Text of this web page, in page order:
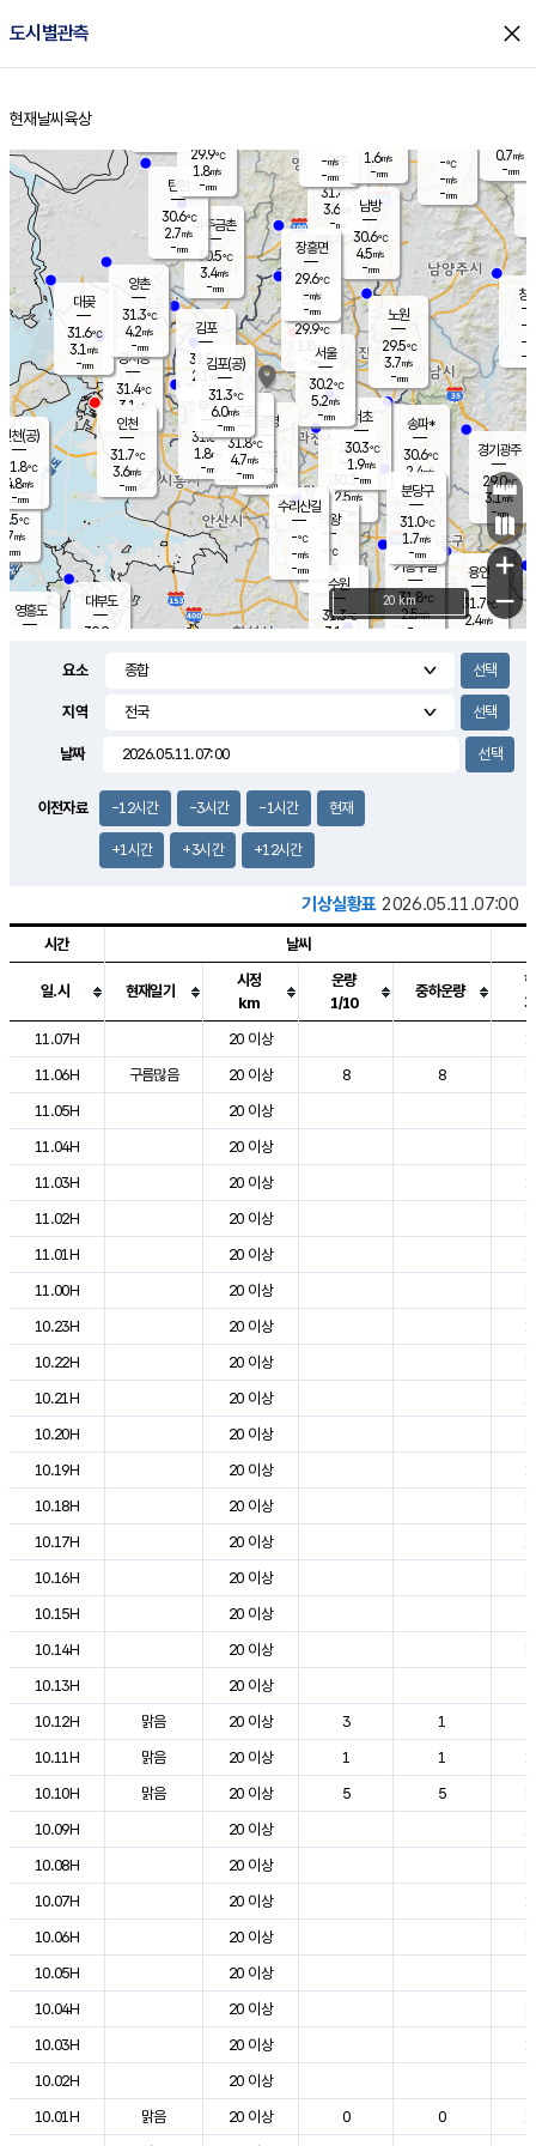
도시별관측 close
홈
현재날씨 육상
의도
℃
m/s
mm
영흥도
양주
31.4℃
3.6
-mm
과천
30.3℃
2.5m/s
- mm
용인
31.7℃
2.4m/s
경기광주
29.0℃
3.1m/s
-mm
3.4m/s
대부도
30.9
경서동
31.4℃
3.1 m/s
-mm
파주금촌
30.5℃
3.4m/s
-mm
-℃
-m/s
-mm
대곶
31.6℃
3.1 m/s
-mm
창
-
-m/
-
탄현
30.6℃
2.7m/s
-mm
0.7m/s
-mm
의왕
- ℃
m/s
mm
김포
31.5℃
2.1 m/s
mm
광명
- ℃
-m/s
-mm
부천
31.6℃
1.8m/s
-mm
양촌
31.3℃
4.2m/s
-mm
구로
31.8℃
4.7m/s
-mm
은평
29.9℃
1.8 m/s
- mm
노원
29.5℃
3.7m/s
-mm
송파*
30.6℃
2.4m/s
-mm
서초
30.3℃
1.9m/s
-mm
남방
30.6℃
4.5m/s
-mm
기흥구갈
31.8℃
2.5m/s
-
수리산길
-℃
-m/s
-mm
분당구
31.0℃
1.7m/s
-mm
장흥면
29.6℃
-m/s
-mm
-m/s
-mm
인천(공)
31.8℃
4.8m/s
-mm
김포(공)
31.3℃
6.0m/s
-mm
수원
31.3℃
3.1 m/s
인천
31.7℃
3.6m/s
-mm
서울
30.2℃
5.2m/s
-mm
29.9℃
1.8m/s
-mm
1.6m/s
-mm
+
−
20 km
요소
지역
날짜
이전자료 -12시간 -3시간 -1시간 현재
+1시간 +3시간 +12시간
기상실황표 2026.05.11.07:00
도시별 기상실황표로 지점, 날씨, 기온, 강수, 바람, 기압등을 안내한 표입
시간 날씨
일.시 현재일기
시정
km
운량
1/10
중하운량
11.07H
20 이상
11.06H
구름많음 20 이상 8 8
11.05H
20 이상
11.04H
20 이상
11.03H
20 이상
11.02H
20 이상
11.01H
20 이상
11.00H
20 이상
10.23H
20 이상
10.22H
20 이상
10.21H
20 이상
10.20H
20 이상
10.19H
20 이상
10.18H
20 이상
10.17H
20 이상
10.16H
20 이상
10.15H
20 이상
10.14H
20 이상
10.13H
20 이상
10.12H
맑음 20 이상 3 1
10.11H
맑음 20 이상 1 1
10.10H
맑음 20 이상 5 5
10.09H
20 이상
10.08H
20 이상
10.07H
20 이상
10.06H
20 이상
10.05H
20 이상
10.04H
20 이상
10.03H
20 이상
10.02H
20 이상
10.01H
맑음 20 이상 0 0